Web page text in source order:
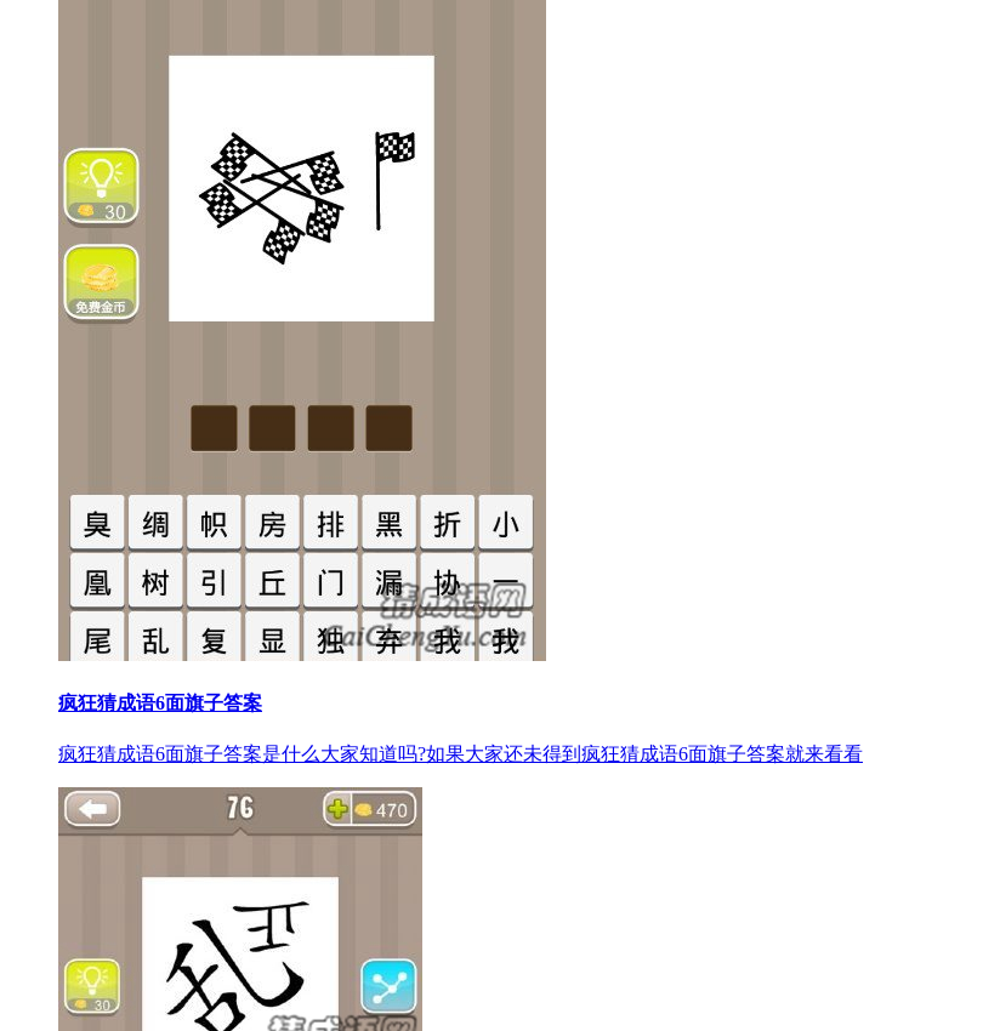
疯狂猜成语6面旗子答案
疯狂猜成语6面旗子答案是什么大家知道吗?如果大家还未得到疯狂猜成语6面旗子答案就来看看